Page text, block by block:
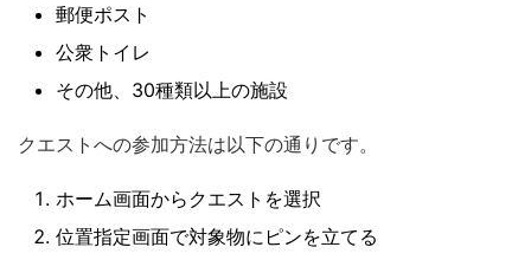
郵便ポスト
公衆トイレ
その他、30種類以上の施設
クエストへの参加方法は以下の通りです。
ホーム画面からクエストを選択
位置指定画面で対象物にピンを立てる